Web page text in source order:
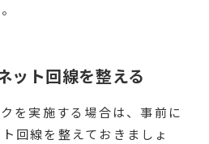
ット回線を整える
を実施する場合は、事前に
回線を整えておきましょ